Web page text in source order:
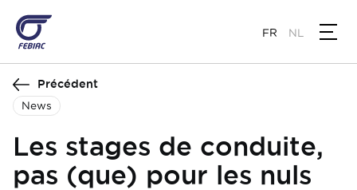
contenu
principal
FR NL
Précédent
News
Les stages de conduite,
pas (que) pour les nuls